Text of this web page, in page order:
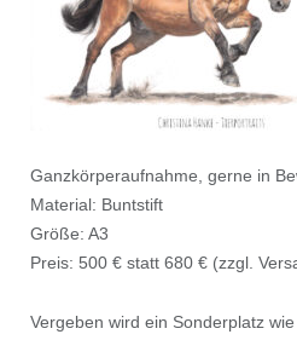
Ganzkörperaufnahme, gerne in
Material: Buntstift
Größe: A3
Preis: 500 € statt 680 € (zzgl.
Vergeben wird ein Sonderplatz